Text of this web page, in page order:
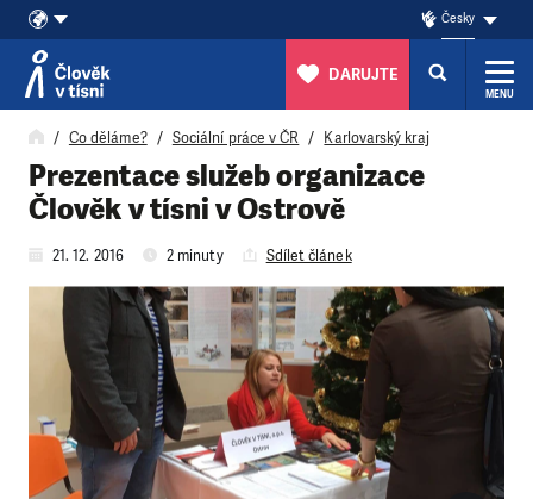
Přeskočit na obsah
Česky
DARUJTE
MENU
Co děláme? Sociální práce v ČR Karlovarský kraj
Prezentace služeb organizace
Člověk v tísni v Ostrově
21. 12. 2016 2 minuty Sdílet článek